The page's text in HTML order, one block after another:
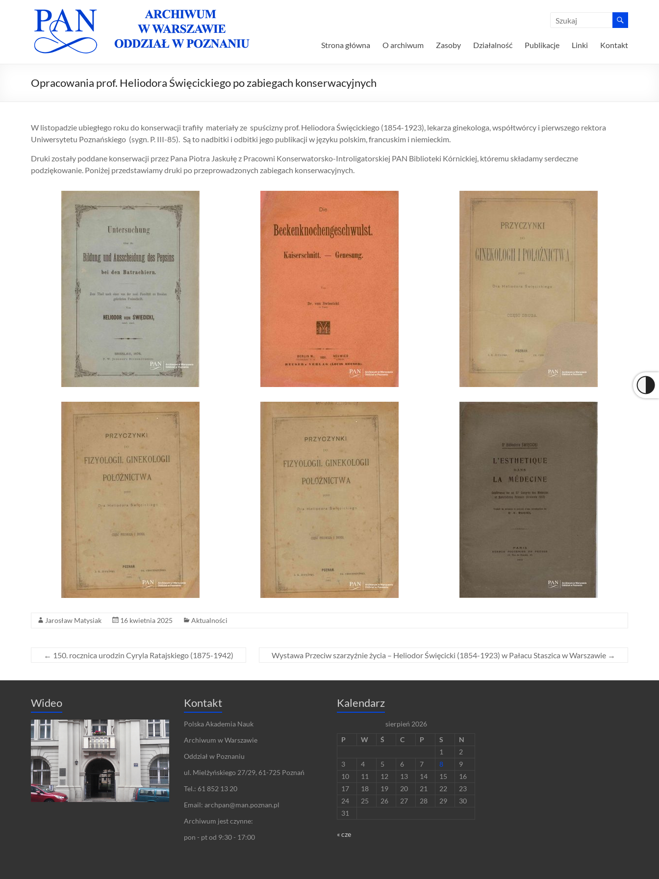
Archiwum
PAN
Oddział w
Poznaniu
Archiwum
PAN w
Warszawie
Oddział w
Strona główna O archiwum Zasoby Działalność Publikacje Linki Kontakt
Opracowania prof. Heliodora Święcickiego po zabiegach konserwacyjnych
W listopadzie ubiegłego roku do konserwacji trafiły materiały ze spuścizny prof. Heliodora Święcickiego (1854-1923), lekarza ginekologa, współtwórcy i pierwszego rektora
Uniwersytetu Poznańskiego (sygn. P. III-85). Są to nadbitki i odbitki jego publikacji w języku polskim, francuskim i niemieckim.
Druki zostały poddane konserwacji przez Pana Piotra Jaskułę z Pracowni Konserwatorsko-Introligatorskiej PAN Biblioteki Kórnickiej, któremu składamy serdeczne
podziękowanie. Poniżej przedstawiamy druki po przeprowadzonych zabiegach konserwacyjnych.
Jarosław Matysiak 16 kwietnia 2025 Aktualności
← 150. rocznica urodzin Cyryla Ratajskiego (1875-1942) Wystawa Przeciw szarzyźnie życia – Heliodor Święcicki (1854-1923) w Pałacu Staszica w Warszawie →
Wideo Kontakt
Polska Akademia Nauk
Archiwum w Warszawie
Oddział w Poznaniu
ul. Mielżyńskiego 27/29, 61-725 Poznań
Tel.: 61 852 13 20
Email: archpan@man.poznan.pl
Archiwum jest czynne:
pon - pt od 9:30 - 17:00
Kalendarz
sierpień 2026
P
W Ś C P S
N
1
2
3
4 5 6 7 8
9
10
11 12 13 14 15
16
17
18 19 20 21 22
23
24
25 26 27 28 29
30
31
« cze